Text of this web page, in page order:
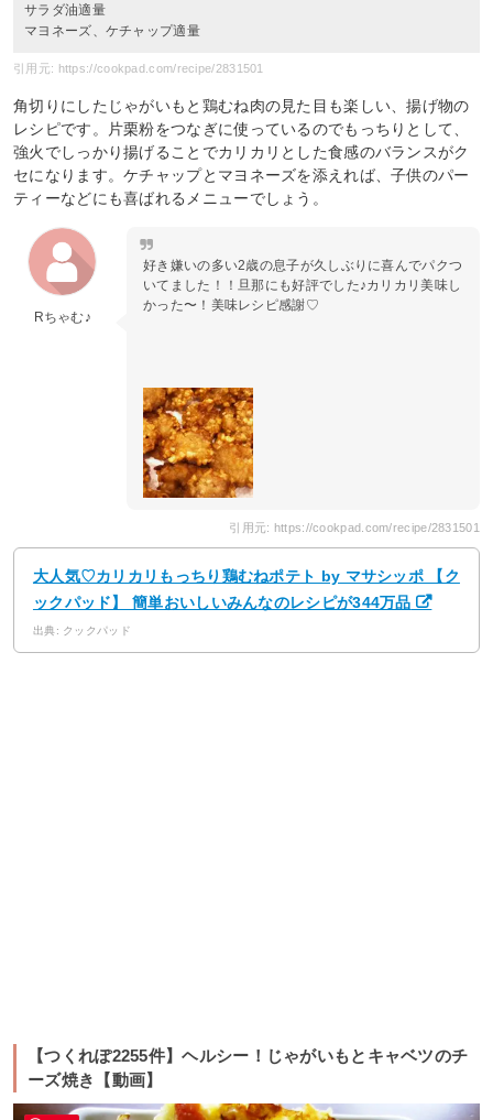
サラダ油適量
マヨネーズ、ケチャップ適量
引用元: https://cookpad.com/recipe/2831501
角切りにしたじゃがいもと鶏むね肉の見た目も楽しい、揚げ物の
レシピです。片栗粉をつなぎに使っているのでもっちりとして、
強火でしっかり揚げることでカリカリとした食感のバランスがク
セになります。ケチャップとマヨネーズを添えれば、子供のパー
ティーなどにも喜ばれるメニューでしょう。
Rちゃむ♪
好き嫌いの多い2歳の息子が久しぶりに喜んでパクつ
いてました！！旦那にも好評でした♪カリカリ美味し
かった〜！美味レシピ感謝♡
引用元: https://cookpad.com/recipe/2831501
大人気♡カリカリもっちり鶏むねポテト by マサシッポ 【ク
ックパッド】 簡単おいしいみんなのレシピが344万品
出典: クックパッド
【つくれぽ2255件】ヘルシー！じゃがいもとキャベツのチ
ーズ焼き【動画】